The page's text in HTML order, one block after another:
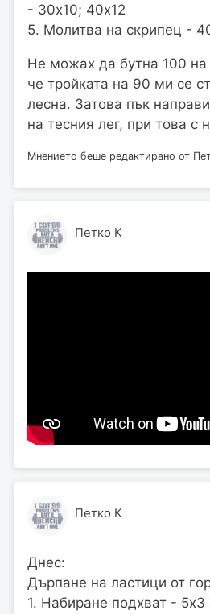
- 30х10; 40х12
5. Молитва на скрипец -
Не можах да бутна 100 на
че тройката на 90 ми се
лесна. Затова пък
на тесния лег, при това с
Мнението беше редактирано от
Петко К
Петко К
Днес:
Дърпане на ластици от
1. Набиране подхват - 5х3